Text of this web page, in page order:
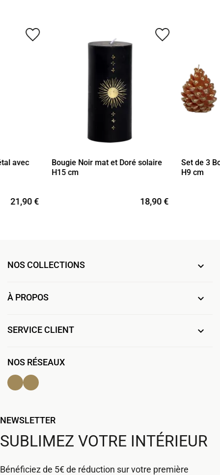
avec
21,90 €
favorite_border
Bougie Noir mat et Doré solaire
H15 cm
18,90 €
favorite_border
Set de 3
H9 cm
NOS COLLECTIONS 
À PROPOS 
SERVICE CLIENT 
NOS RÉSEAUX
Facebook
NEWSLETTER
SUBLIMEZ VOTRE INTÉRIEUR
Bénéficiez de 5€ de réduction sur votre première